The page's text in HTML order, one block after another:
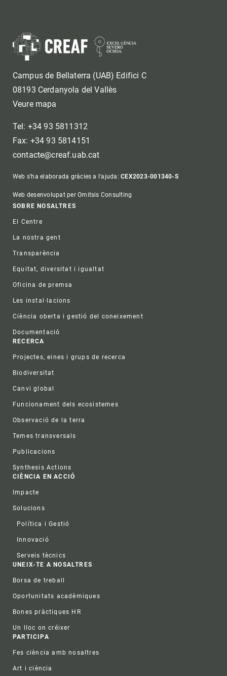
Campus de Bellaterra (UAB) Edifici C
08193 Cerdanyola del Vallès
Veure mapa
Tel: +34 93 5811312
Fax: +34 93 5814151
contacte@creaf.uab.cat
Web s'ha elaborada gràcies a l'ajuda:CEX2023-001340-S
Web desenvolupat per Omitsis Consulting
Footer
SOBRE NOSALTRES
El Centre
La nostra gent
Transparència
Equitat, diversitat i igualtat
Oficina de premsa
Les instal·lacions
Ciència oberta i gestió del coneixement
Documentació
RECERCA
Projectes, eines i grups de recerca
Biodiversitat
Canvi global
Funcionament dels ecosistemes
Observació de la terra
Temes transversals
Publicacions
Synthesis Actions
CIÈNCIA EN ACCIÓ
Impacte
Solucions
Política i Gestió
Innovació
Serveis tècnics
UNEIX-TE A NOSALTRES
Borsa de treball
Oportunitats acadèmiques
Bones pràctiques HR
Un lloc on créixer
PARTICIPA
Fes ciència amb nosaltres
Art i ciència